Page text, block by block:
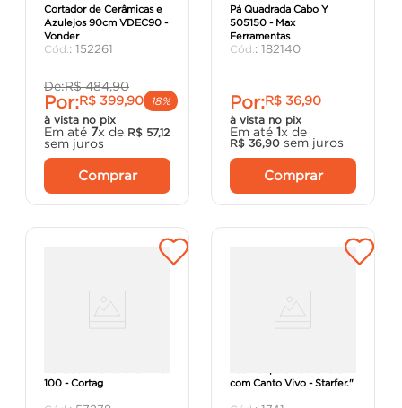
Cortador de Cerâmicas e
Azulejos 90cm VDEC90 -
Vonder
: 152261
De:R$ 484,90
Por:R$ 399,90
18%
à vista no pix
Em até 7x de R$ 57,12
sem juros
Comprar
Pá Quadrada Cabo Y
505150 - Max
Ferramentas
: 182140
Por:R$ 36,90
à vista no pix
Em até 1x de
R$ 36,90 sem juros
Comprar
100 - Cortag
com Canto Vivo - Starfer."